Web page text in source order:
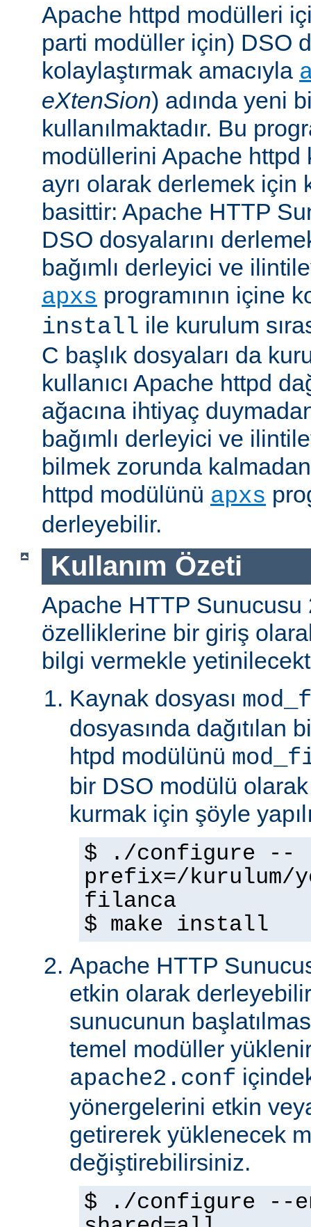
Apache httpd modülleri
parti modüller için) DSO
kolaylaştırmak amacıyla
eXtenSion) adında yeni
kullanılmaktadır. Bu
modüllerini Apache httpd
ayrı olarak derlemek için
basittir: Apache HTTP
DSO dosyalarını
bağımlı derleyici ve
apxs programının içine
install ile kurulum
C başlık dosyaları da
kullanıcı Apache httpd
ağacına ihtiyaç
bağımlı derleyici ve
bilmek zorunda
httpd modülünü apxs
derleyebilir.
Kullanım Özeti
Apache HTTP Sunucusu
özelliklerine bir giriş
bilgi vermekle
Kaynak dosyası
dosyasında dağıtılan
htpd modülünü
bir DSO modülü
kurmak için şöyle
$ ./configure --
prefix=/kurulum/
filanca
$ make install
Apache HTTP
etkin olarak
sunucunun
temel modüller
apache2.conf
yönergelerini etkin
getirerek yüklenecek
değiştirebilirsiniz.
$ ./configure --